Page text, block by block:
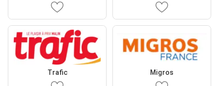
Trafic Migros